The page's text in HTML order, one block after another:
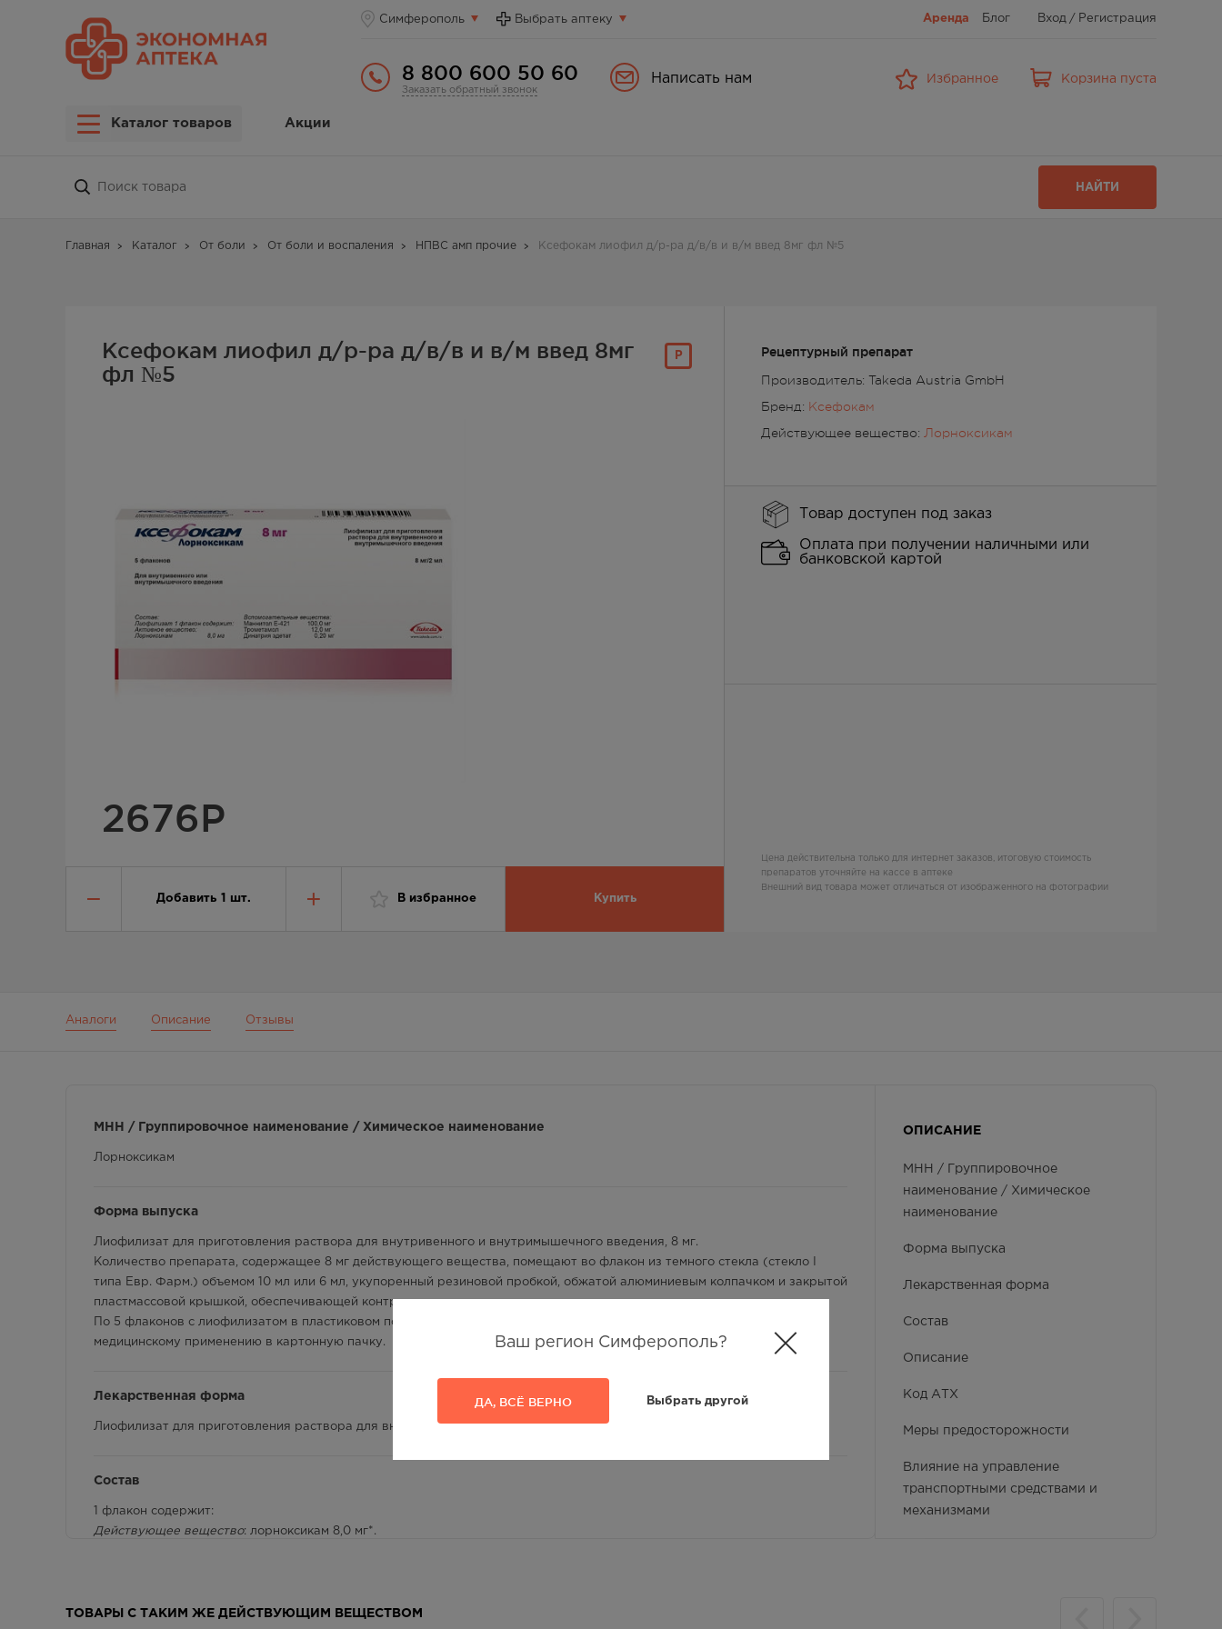
Симферополь
Ваш регион Симферополь?
ДА, ВСЁ ВЕРНО Выбрать другой
Выбрать аптеку Аренда Блог Вход / Регистрация
8 800 600 50 60
Заказать обратный звонок
Написать нам Избранное Корзина пуста
Каталог товаров Акции
НАЙТИ
Главная Каталог От боли От боли и воспаления НПВС амп прочие Ксефокам лиофил д/р-ра д/в/в и в/м введ 8мг фл №5
Р
Ксефокам лиофил д/р-ра д/в/в и в/м введ 8мг
фл №5
2676Р
Добавить 1 шт. В избранное Купить
Рецептурный препарат
Производитель: Takeda Austria GmbH
Бренд: Ксефокам
Действующее вещество: Лорноксикам
Товар доступен под заказ
Оплата при получении наличными или
банковской картой
Цена действительна только для интернет заказов, итоговую стоимость
препаратов уточняйте на кассе в аптеке
Внешний вид товара может отличаться от изображенного на фотографии
Аналоги Описание Отзывы
ОПИСАНИЕ
МНН / Группировочное
наименование / Химическое
наименование
Форма выпуска
Лекарственная форма
Состав
Описание
Код АТХ
Меры предосторожности
Влияние на управление
транспортными средствами и
механизмами
МНН / Группировочное наименование / Химическое наименование
Лорноксикам
Форма выпуска
Лиофилизат для приготовления раствора для внутривенного и внутримышечного введения, 8 мг.
Количество препарата, содержащее 8 мг действующего вещества, помещают во флакон из темного стекла (стекло I
типа Евр. Фарм.) объемом 10 мл или 6 мл, укупоренный резиновой пробкой, обжатой алюминиевым колпачком и закрытой
пластмассовой крышкой, обеспечивающей контроль первого вскрытия.
По 5 флаконов с лиофилизатом в пластиковом поддоне или без поддона помещают вместе с инструкцией по
медицинскому применению в картонную пачку.
Лекарственная форма
Лиофилизат для приготовления раствора для внутривенного и внутримышечного введения.
Состав
1 флакон содержит:
Действующее вещество: лорноксикам 8,0 мг*.
ТОВАРЫ С ТАКИМ ЖЕ ДЕЙСТВУЮЩИМ ВЕЩЕСТВОМ